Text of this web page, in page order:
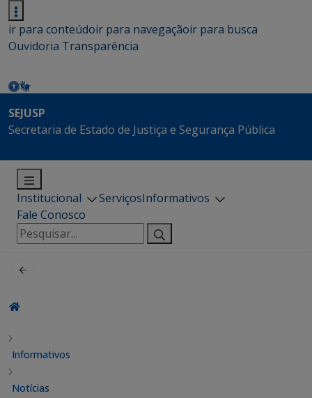
ir para conteúdoir para navegaçãoir para busca
Ouvidoria Transparência
SEJUSP
Secretaria de Estado de Justiça e Segurança Pública
Institucional ServiçosInformativos
Fale Conosco
Pesquisar
por:
Informativos
Notícias